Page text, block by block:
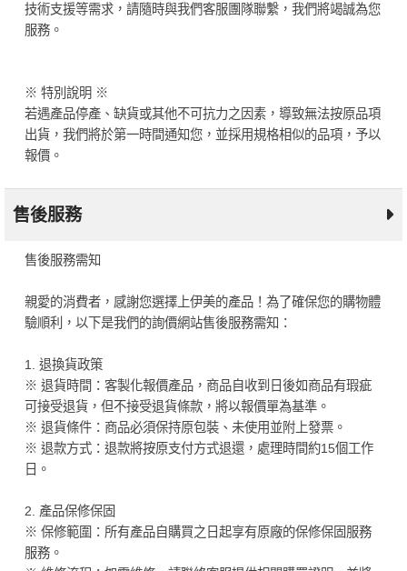
技術支援等需求，請隨時與我們客服團隊聯繫，我們將竭誠為您
服務。
※ 特別說明 ※
若遇產品停產、缺貨或其他不可抗力之因素，導致無法按原品項
出貨，我們將於第一時間通知您，並採用規格相似的品項，予以
報價。
售後服務
售後服務需知
親愛的消費者，感謝您選擇上伊美的產品！為了確保您的購物體
驗順利，以下是我們的詢價網站售後服務需知：
1. 退換貨政策
※ 退貨時間：客製化報價產品，商品自收到日後如商品有瑕疵
可接受退貨，但不接受退貨條款，將以報價單為基準。
※ 退貨條件：商品必須保持原包裝、未使用並附上發票。
※ 退款方式：退款將按原支付方式退還，處理時間約15個工作
日。
2. 產品保修保固
※ 保修範圍：所有產品自購買之日起享有原廠的保修保固服務
服務。